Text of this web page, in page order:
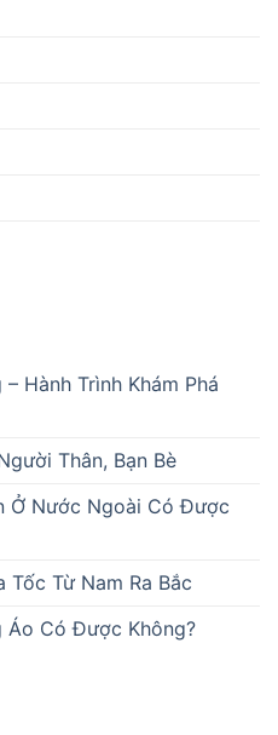
Hành Trình Khám Phá
Thân, Bạn Bè
Ở Nước Ngoài Có Được
Tốc Từ Nam Ra Bắc
Áo Có Được Không?